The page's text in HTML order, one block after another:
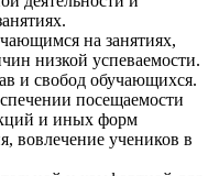
на занятиях,
низкой успеваемости.
и свобод обучающихся.
посещаемости
и иных форм
вовлечение учеников в